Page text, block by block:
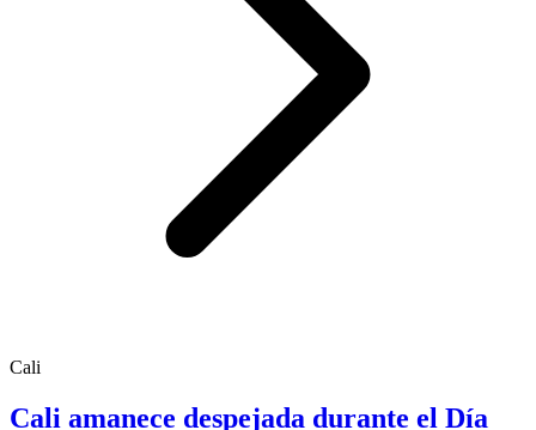
Cali
Cali amanece despejada durante el Día